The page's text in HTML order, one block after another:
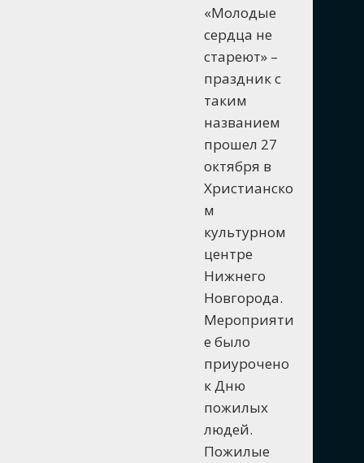
«Молодые
сердца не
стареют» –
праздник с
таким
названием
прошел 27
октября в
Христианско
м
культурном
центре
Нижнего
Новгорода.
Мероприяти
е было
приурочено
к Дню
пожилых
людей.
Пожилые